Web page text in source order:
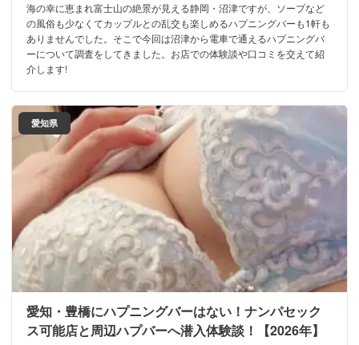
海の幸に恵まれ富士山の絶景が見える静岡・沼津ですが、ソープなど
の風俗も少なくてカップルとの乱交も楽しめるハプニングバーも1軒も
ありませんでした。そこで今回は沼津から電車で通えるハプニングバ
ーについて調査をしてきました。お店での体験談や口コミを交えて紹
介します!
愛知県
愛知・豊橋にハプニングバーはない！ナンパセック
ス可能店と周辺ハプバーへ潜入体験談！【2026年】